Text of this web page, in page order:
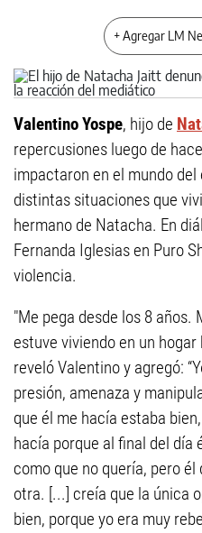
+ Agregar LM
Valentino Yospe, hijo de
repercusiones luego de
impactaron en el mundo
distintas situaciones que
hermano de Natacha. En
Fernanda Iglesias en Puro
violencia.
"Me pega desde los 8 años.
estuve viviendo en un
reveló Valentino y agregó:
presión, amenaza y
que él me hacía estaba
hacía porque al final del día
como que no quería, pero
otra. [...] creía que la única
bien, porque yo era muy